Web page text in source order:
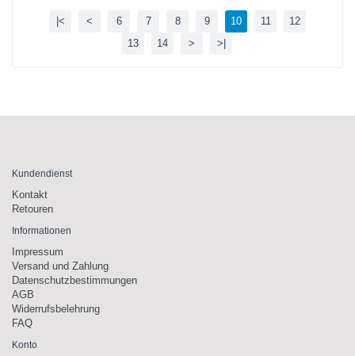
|< < 6 7 8 9 10 11
12
13
14 > >|
Kundendienst
Kontakt
Retouren
Informationen
Impressum
Versand und Zahlung
Datenschutzbestimmungen
AGB
Widerrufsbelehrung
FAQ
Konto